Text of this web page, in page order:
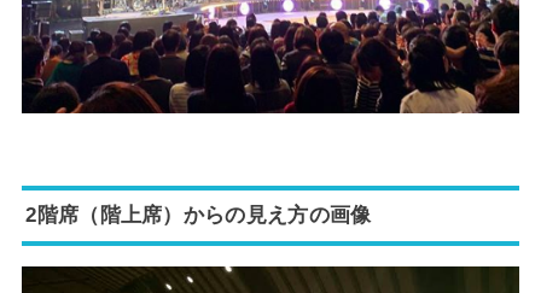
2階席（階上席）からの見え方の画像